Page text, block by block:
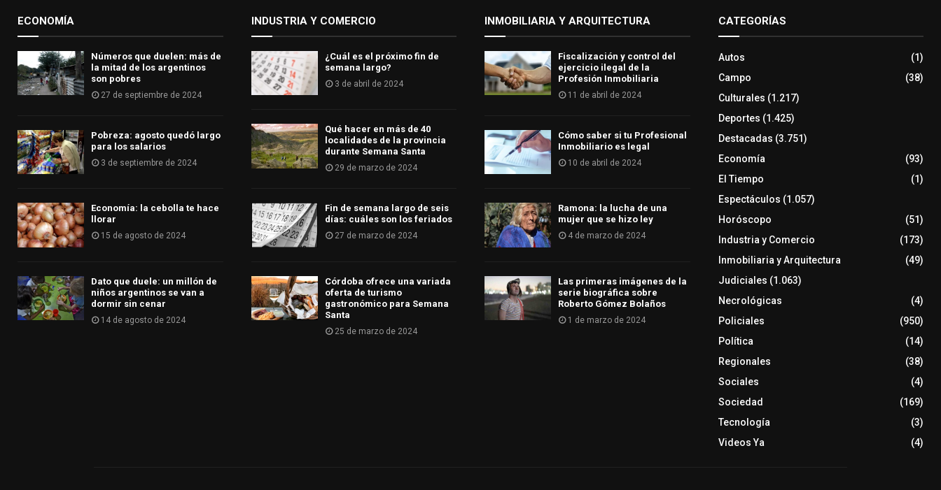
ECONOMÍA
Números que duelen: más de
la mitad de los argentinos
son pobres
27 de septiembre de 2024
Pobreza: agosto quedó largo
para los salarios
3 de septiembre de 2024
Economía: la cebolla te hace
llorar
15 de agosto de 2024
Dato que duele: un millón de
niños argentinos se van a
dormir sin cenar
14 de agosto de 2024
INDUSTRIA Y COMERCIO
¿Cuál es el próximo fin de
semana largo?
3 de abril de 2024
Qué hacer en más de 40
localidades de la provincia
durante Semana Santa
29 de marzo de 2024
Fin de semana largo de seis
días: cuáles son los feriados
27 de marzo de 2024
Córdoba ofrece una variada
oferta de turismo
gastronómico para Semana
Santa
25 de marzo de 2024
INMOBILIARIA Y ARQUITECTURA
Fiscalización y control del
ejercicio ilegal de la
Profesión Inmobiliaria
11 de abril de 2024
Cómo saber si tu Profesional
Inmobiliario es legal
10 de abril de 2024
Ramona: la lucha de una
mujer que se hizo ley
4 de marzo de 2024
Las primeras imágenes de la
serie biográfica sobre
Roberto Gómez Bolaños
1 de marzo de 2024
CATEGORÍAS
Autos
(1)
Campo
(38)
Culturales (1.217)
Deportes (1.425)
Destacadas (3.751)
Economía
(93)
El Tiempo
(1)
Espectáculos (1.057)
Horóscopo
(51)
Industria y Comercio
(173)
Inmobiliaria y Arquitectura
(49)
Judiciales (1.063)
Necrológicas
(4)
Policiales
(950)
Política
(14)
Regionales
(38)
Sociales
(4)
Sociedad
(169)
Tecnología
(3)
Videos Ya
(4)